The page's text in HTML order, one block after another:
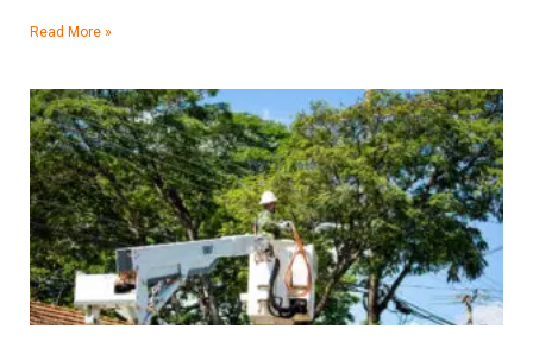
Read More »